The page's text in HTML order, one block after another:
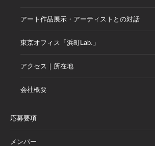
アート作品展示・アーティストとの対話
東京オフィス「浜町Lab.」
アクセス｜所在地
会社概要
応募要項
メンバー